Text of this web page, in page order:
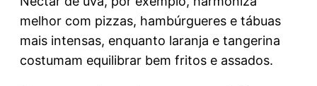
melhor com pizzas, hambúrgueres e tábuas
mais intensas, enquanto laranja e tangerina
costumam equilibrar bem fritos e assados.